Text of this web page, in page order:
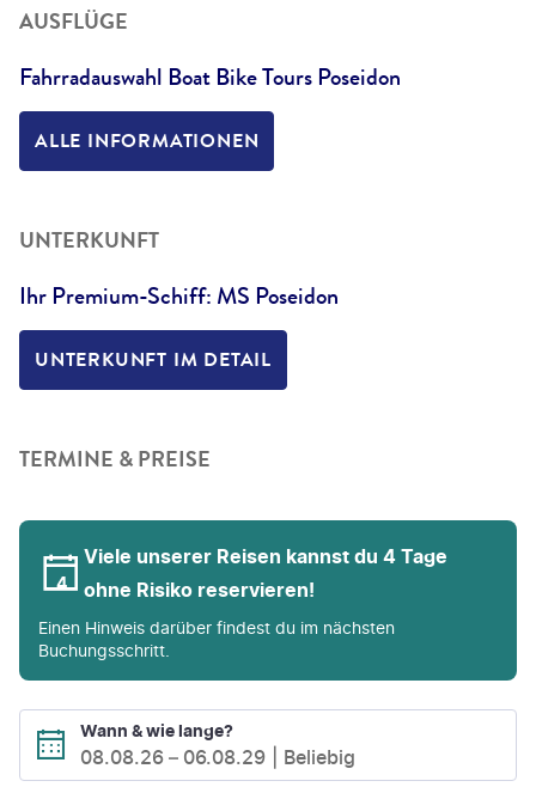
AUSFLÜGE
Fahrradauswahl Boat Bike Tours Poseidon
ALLE INFORMATIONEN
UNTERKUNFT
Ihr Premium-Schiff: MS Poseidon
UNTERKUNFT IM DETAIL
TERMINE & PREISE
Viele unserer Reisen kannst du 4 Tage
ohne Risiko reservieren!
Einen Hinweis darüber findest du im nächsten
Buchungsschritt.
Wann & wie lange?
08.08.26 – 06.08.29 Beliebig